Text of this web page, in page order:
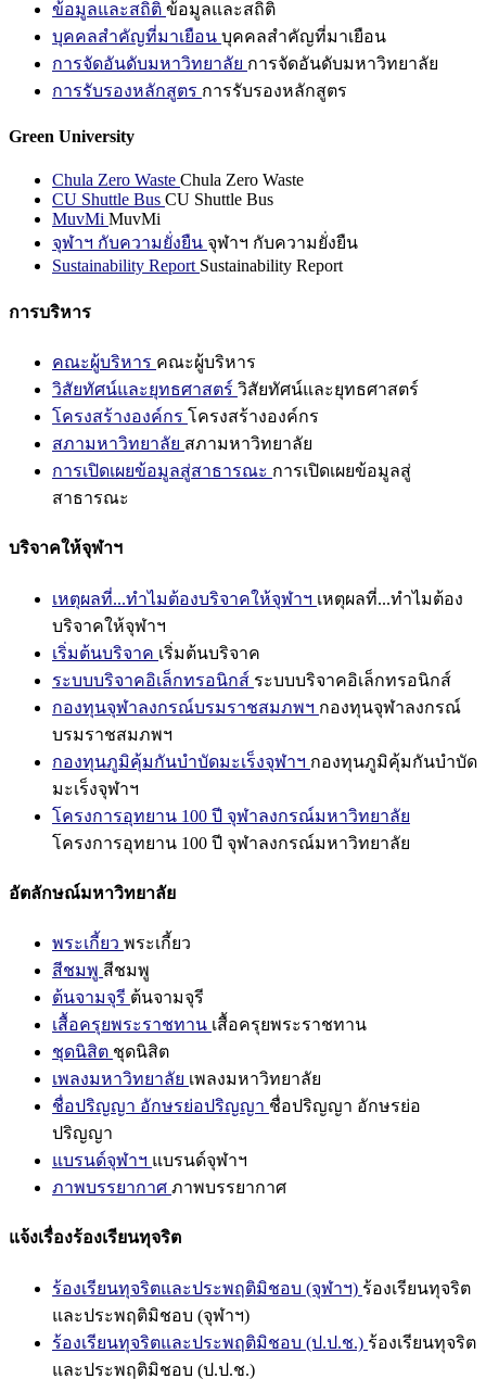
ข้อมูลและสถิติ ข้อมูลและสถิติ
บุคคลสำคัญที่มาเยือน บุคคลสำคัญที่มาเยือน
การจัดอันดับมหาวิทยาลัย การจัดอันดับมหาวิทยาลัย
การรับรองหลักสูตร การรับรองหลักสูตร
Green University
Chula Zero Waste Chula Zero Waste
CU Shuttle Bus CU Shuttle Bus
MuvMi MuvMi
จุฬาฯ กับความยั่งยืน จุฬาฯ กับความยั่งยืน
Sustainability Report Sustainability Report
การบริหาร
คณะผู้บริหาร คณะผู้บริหาร
วิสัยทัศน์และยุทธศาสตร์ วิสัยทัศน์และยุทธศาสตร์
โครงสร้างองค์กร โครงสร้างองค์กร
สภามหาวิทยาลัย สภามหาวิทยาลัย
การเปิดเผยข้อมูลสู่สาธารณะ การเปิดเผยข้อมูลสู่
สาธารณะ
บริจาคให้จุฬาฯ
เหตุผลที่...ทำไมต้องบริจาคให้จุฬาฯ เหตุผลที่...ทำไมต้อง
บริจาคให้จุฬาฯ
เริ่มต้นบริจาค เริ่มต้นบริจาค
ระบบบริจาคอิเล็กทรอนิกส์ ระบบบริจาคอิเล็กทรอนิกส์
กองทุนจุฬาลงกรณ์บรมราชสมภพฯ กองทุนจุฬาลงกรณ์
บรมราชสมภพฯ
กองทุนภูมิคุ้มกันบำบัดมะเร็งจุฬาฯ กองทุนภูมิคุ้มกันบำบัด
มะเร็งจุฬาฯ
โครงการอุทยาน 100 ปี จุฬาลงกรณ์มหาวิทยาลัย
โครงการอุทยาน 100 ปี จุฬาลงกรณ์มหาวิทยาลัย
อัตลักษณ์มหาวิทยาลัย
พระเกี้ยว พระเกี้ยว
สีชมพู สีชมพู
ต้นจามจุรี ต้นจามจุรี
เสื้อครุยพระราชทาน เสื้อครุยพระราชทาน
ชุดนิสิต ชุดนิสิต
เพลงมหาวิทยาลัย เพลงมหาวิทยาลัย
ชื่อปริญญา อักษรย่อปริญญา ชื่อปริญญา อักษรย่อ
ปริญญา
แบรนด์จุฬาฯ แบรนด์จุฬาฯ
ภาพบรรยากาศ ภาพบรรยากาศ
แจ้งเรื่องร้องเรียนทุจริต
ร้องเรียนทุจริตและประพฤติมิชอบ (จุฬาฯ) ร้องเรียนทุจริต
และประพฤติมิชอบ (จุฬาฯ)
ร้องเรียนทุจริตและประพฤติมิชอบ (ป.ป.ช.) ร้องเรียนทุจริต
และประพฤติมิชอบ (ป.ป.ช.)